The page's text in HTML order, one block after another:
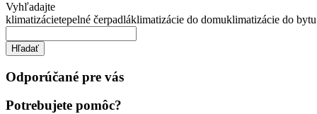
Vyhľadajte
klimatizácietepelné čerpadláklimatizácie do domuklimatizácie do bytu
Hľadať
Odporúčané pre vás
Potrebujete pomôc?